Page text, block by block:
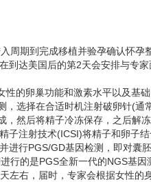
周期到完成移植并验孕确认怀
到达美国后的第2天会安排与专
性的卵巢功能和激素水平以及
选择在合适时机注射破卵针(
然后将精子冷冻保存，之后解冻
子注射技术(ICSI)将精子和卵子
进行PGS/GD基因检测，即对
行的是PGS全新一代的NGS基因
左右，届时，专家会根据女性